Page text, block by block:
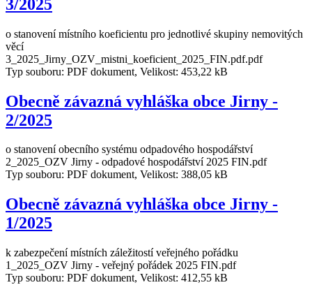
3/2025
o stanovení místního koeficientu pro jednotlivé skupiny nemovitých
věcí
3_2025_Jirny_OZV_mistni_koeficient_2025_FIN.pdf.pdf
Typ souboru: PDF dokument, Velikost: 453,22 kB
Obecně závazná vyhláška obce Jirny -
2/2025
o stanovení obecního systému odpadového hospodářství
2_2025_OZV Jirny - odpadové hospodářství 2025 FIN.pdf
Typ souboru: PDF dokument, Velikost: 388,05 kB
Obecně závazná vyhláška obce Jirny -
1/2025
k zabezpečení místních záležitostí veřejného pořádku
1_2025_OZV Jirny - veřejný pořádek 2025 FIN.pdf
Typ souboru: PDF dokument, Velikost: 412,55 kB